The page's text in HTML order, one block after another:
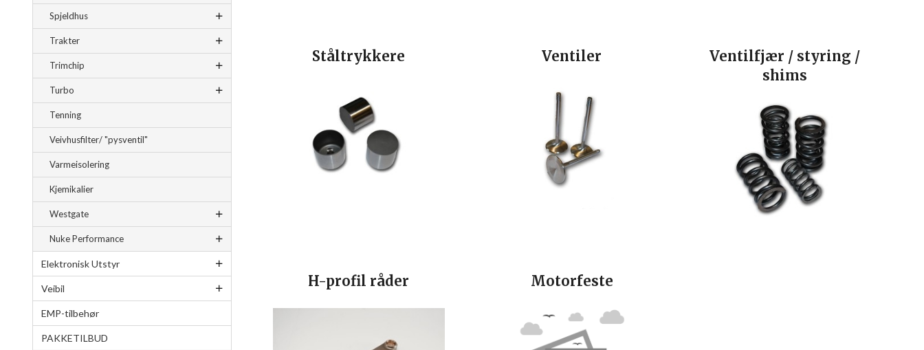
Spjeldhus
Trakter
Trimchip
Turbo
Tenning
Veivhusfilter/ "pysventil"
Varmeisolering
Kjemikalier
Westgate
Nuke Performance
Elektronisk Utstyr
Veibil
EMP-tilbehør
PAKKETILBUD
Ståltrykkere Ventiler
Ventilfjær / styring /
shims
H-profil råder Motorfeste